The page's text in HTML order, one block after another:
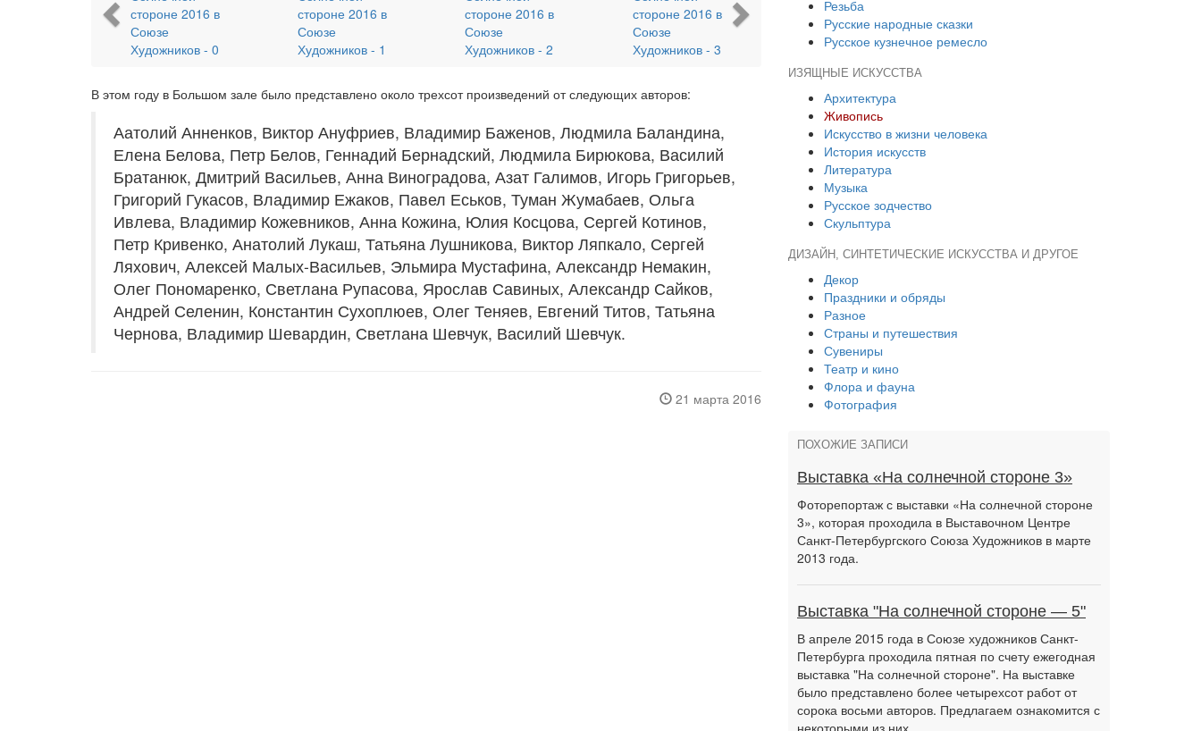
В этом году в Большом зале было представлено около трехсот произведений от следующих авторов:
Аатолий Анненков, Виктор Ануфриев, Владимир Баженов, Людмила Баландина,
Елена Белова, Петр Белов, Геннадий Бернадский, Людмила Бирюкова, Василий
Братанюк, Дмитрий Васильев, Анна Виноградова, Азат Галимов, Игорь Григорьев,
Григорий Гукасов, Владимир Ежаков, Павел Еськов, Туман Жумабаев, Ольга
Ивлева, Владимир Кожевников, Анна Кожина, Юлия Косцова, Сергей Котинов,
Петр Кривенко, Анатолий Лукаш, Татьяна Лушникова, Виктор Ляпкало, Сергей
Ляхович, Алексей Малых-Васильев, Эльмира Мустафина, Александр Немакин,
Олег Пономаренко, Светлана Рупасова, Ярослав Савиных, Александр Сайков,
Андрей Селенин, Константин Сухоплюев, Олег Теняев, Евгений Титов, Татьяна
Чернова, Владимир Шевардин, Светлана Шевчук, Василий Шевчук.
21 марта 2016
Резьба
Русские народные сказки
Русское кузнечное ремесло
ИЗЯЩНЫЕ ИСКУССТВА
Архитектура
Живопись
Искусство в жизни человека
История искусств
Литература
Музыка
Русское зодчество
Скульптура
ДИЗАЙН, СИНТЕТИЧЕСКИЕ ИСКУССТВА И ДРУГОЕ
Декор
Праздники и обряды
Разное
Страны и путешествия
Сувениры
Театр и кино
Флора и фауна
Фотография
ПОХОЖИЕ ЗАПИСИ
Выставка «На солнечной стороне 3»
Фоторепортаж с выставки «На солнечной стороне
3», которая проходила в Выставочном Центре
Санкт-Петербургского Союза Художников в марте
2013 года.
Выставка "На солнечной стороне — 5"
В апреле 2015 года в Союзе художников Санкт-
Петербурга проходила пятная по счету ежегодная
выставка "На солнечной стороне". На выставке
было представлено более четырехсот работ от
сорока восьми авторов. Предлагаем ознакомится с
некоторыми из них.